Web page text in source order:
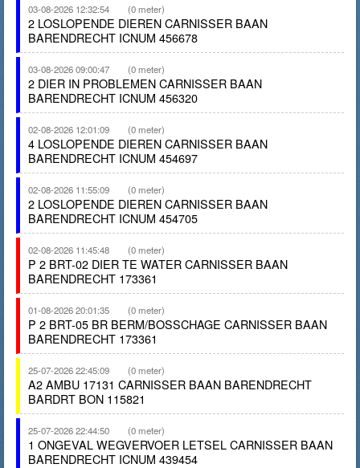
03-08-2026 12:32:54 (0 meter)
2 LOSLOPENDE DIEREN CARNISSER BAAN
BARENDRECHT ICNUM 456678
03-08-2026 09:00:47 (0 meter)
2 DIER IN PROBLEMEN CARNISSER BAAN
BARENDRECHT ICNUM 456320
02-08-2026 12:01:09 (0 meter)
4 LOSLOPENDE DIEREN CARNISSER BAAN
BARENDRECHT ICNUM 454697
02-08-2026 11:55:09 (0 meter)
2 LOSLOPENDE DIEREN CARNISSER BAAN
BARENDRECHT ICNUM 454705
02-08-2026 11:45:48 (0 meter)
P 2 BRT-02 DIER TE WATER CARNISSER BAAN
BARENDRECHT 173361
01-08-2026 20:01:35 (0 meter)
P 2 BRT-05 BR BERM/BOSSCHAGE CARNISSER BAAN
BARENDRECHT 173361
25-07-2026 22:45:09 (0 meter)
A2 AMBU 17131 CARNISSER BAAN BARENDRECHT
BARDRT BON 115821
25-07-2026 22:44:50 (0 meter)
1 ONGEVAL WEGVERVOER LETSEL CARNISSER BAAN
BARENDRECHT ICNUM 439454